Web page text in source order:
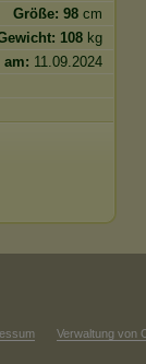
Größe: 98 cm
108 kg
am: 11.09.2024
Verwaltung von